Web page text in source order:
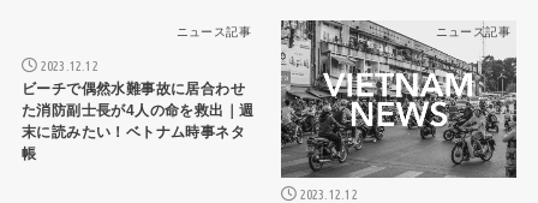
ニュース記事
2023.12.12
ビーチで偶然水難事故に居合わせ
た消防副士長が4人の命を救出｜週
末に読みたい！ベトナム時事ネタ
帳
ニュース記事
2023.12.12